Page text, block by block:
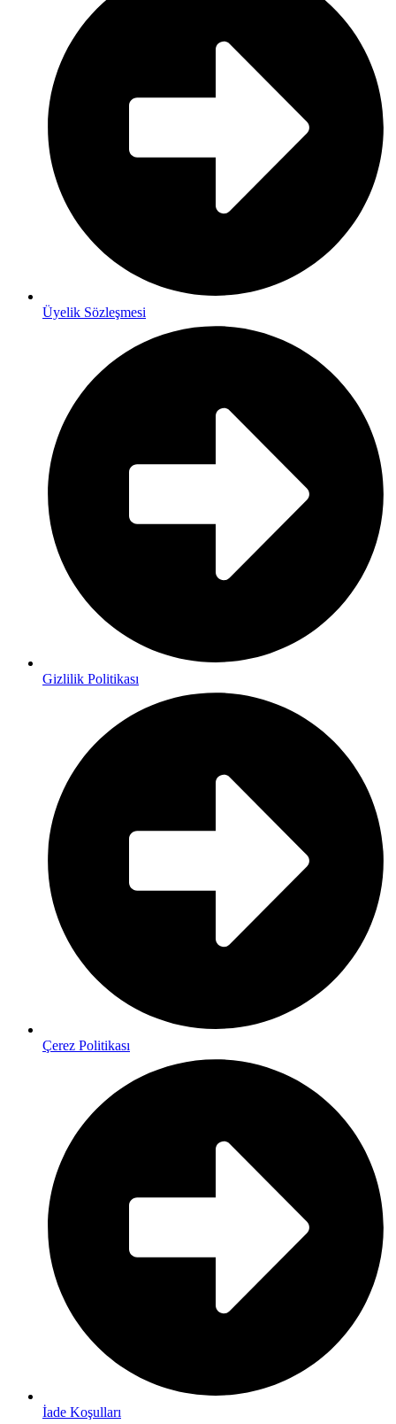
Üyelik Sözleşmesi
Gizlilik Politikası
Çerez Politikası
İade Koşulları